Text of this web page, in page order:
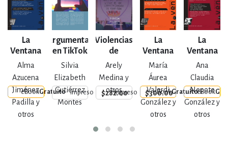
La
Ventana
Núm. 63
Alma
Azucena
Jiménez
Padilla y
otros
eBookGratuito
Argumentar
en TikTok
Silvia
Elizabeth
Gutiérrez
Montes
Impreso $282.00
Violencias
de
Género
Arely
Medina y
otrosImpreso $300.00
La
Ventana
Núm. 61
María
Áurea
Valerdi
González y
otros
eBookGratuito
La
Ventana
Núm. 62
Ana
Claudia
Nepote
González y
otros
eBook